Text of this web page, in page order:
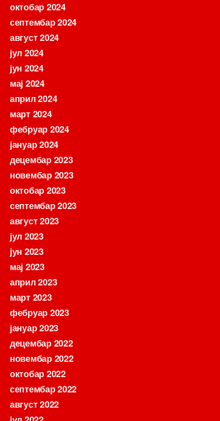
октобар 2024
септембар 2024
август 2024
јул 2024
јун 2024
мај 2024
април 2024
март 2024
фебруар 2024
јануар 2024
децембар 2023
новембар 2023
октобар 2023
септембар 2023
август 2023
јул 2023
јун 2023
мај 2023
април 2023
март 2023
фебруар 2023
јануар 2023
децембар 2022
новембар 2022
октобар 2022
септембар 2022
август 2022